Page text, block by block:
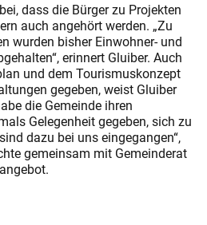
dass die Bürger zu Projekten
auch angehört werden. „Zu
wurden bisher Einwohner- und
erinnert Gluiber. Auch
und dem Tourismuskonzept
gegeben, weist Gluiber
die Gemeinde ihren
Gelegenheit gegeben, sich zu
dazu bei uns eingegangen“,
gemeinsam mit Gemeinderat